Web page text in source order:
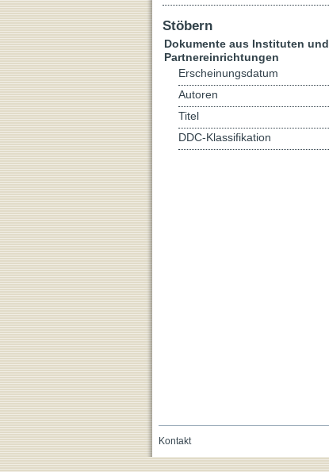
Stöbern
Dokumente aus Instituten und
Partnereinrichtungen
Erscheinungsdatum
Autoren
Titel
DDC-Klassifikation
Kontakt